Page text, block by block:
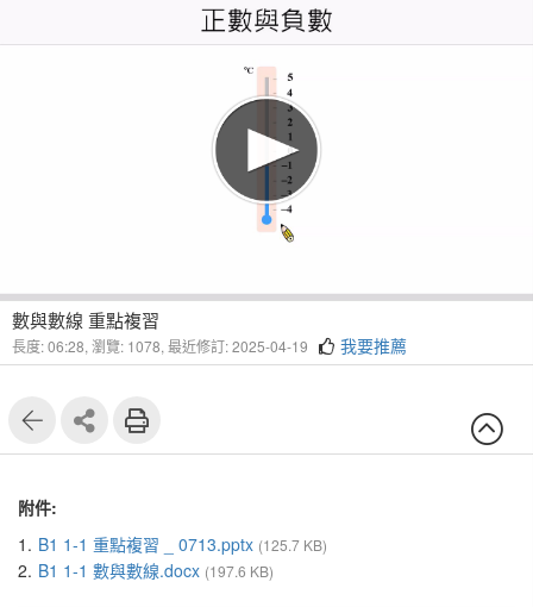
數與數線 重點複習
長度: 06:28, 瀏覽: 1078, 最近修訂: 2025-04-19 我要推薦
附件:
1. B1 1-1 重點複習 _ 0713.pptx (125.7 KB)
2. B1 1-1 數與數線.docx (197.6 KB)